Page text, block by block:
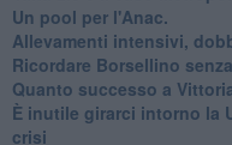
​Un pool per l'Anac.
Allevamenti intensivi,
Ricordare Borsellino
​Quanto successo a
​È inutile girarci intorno la
crisi